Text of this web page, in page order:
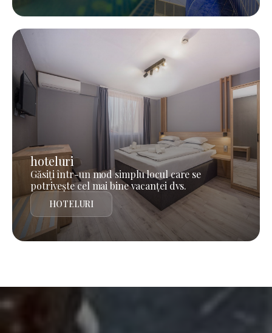
hoteluri
Găsiți într-un mod simplu locul care se
potrivește cel mai bine vacanței dvs.
HOTELURI